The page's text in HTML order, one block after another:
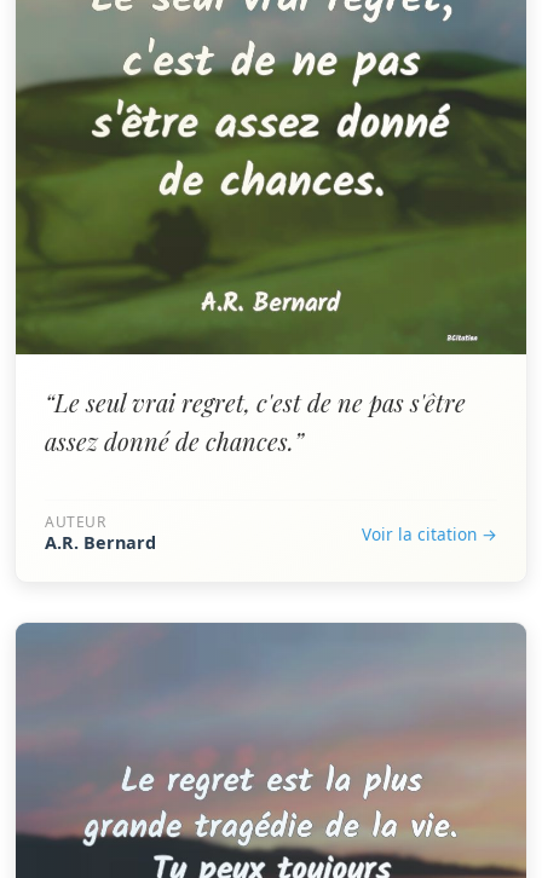
“Le seul vrai regret, c'est de ne pas s'être
assez donné de chances.”
AUTEUR
A.R. Bernard Voir la citation →